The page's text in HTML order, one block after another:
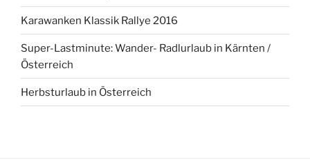
Karawanken Klassik Rallye 2016
Super-Lastminute: Wander- Radlurlaub in Kärnten /
Österreich
Herbsturlaub in Österreich